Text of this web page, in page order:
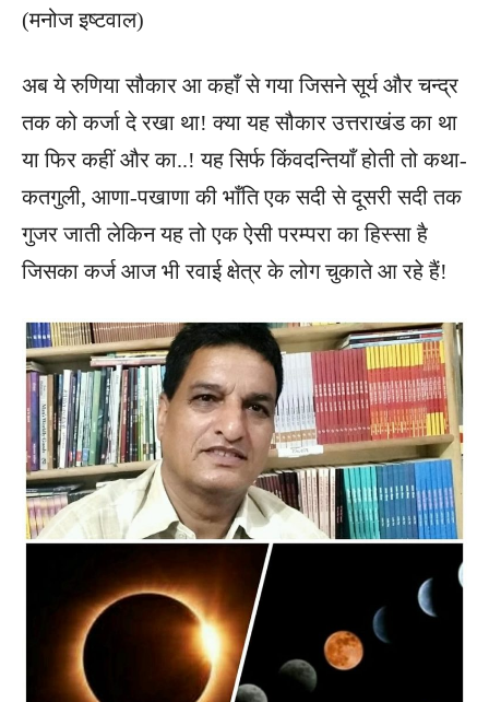
(मनोज इष्टवाल)
अब ये रुणिया सौकार आ कहाँ से गया जिसने सूर्य और चन्द्र
तक को कर्जा दे रखा था! क्या यह सौकार उत्तराखंड का था
या फिर कहीं और का..! यह सिर्फ किंवदन्तियाँ होती तो कथा-
कतगुली, आणा-पखाणा की भाँति एक सदी से दूसरी सदी तक
गुजर जाती लेकिन यह तो एक ऐसी परम्परा का हिस्सा है
जिसका कर्ज आज भी रवाई क्षेत्र के लोग चुकाते आ रहे हैं!